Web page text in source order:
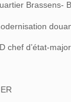
Brassens-
chef d’état-